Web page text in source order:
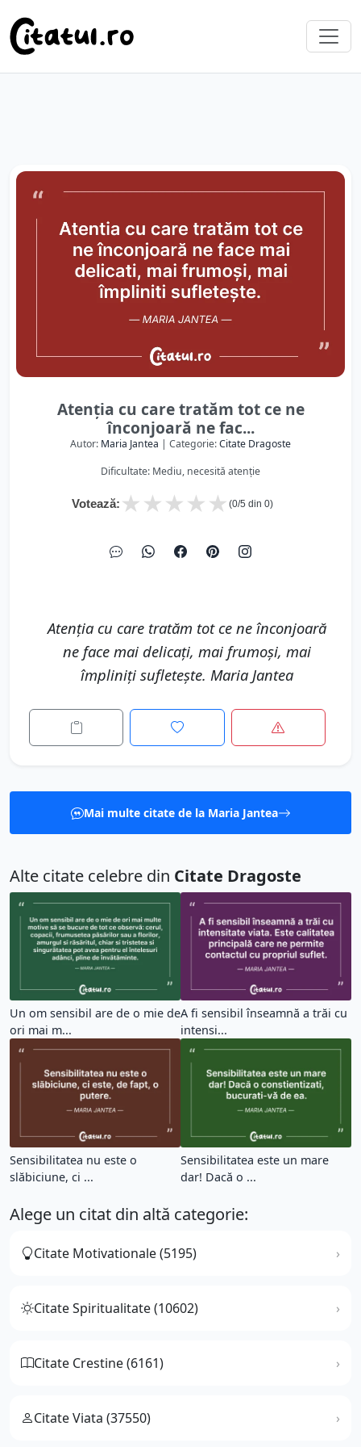
Atenția cu care tratăm tot ce ne
înconjoară ne fac...
Autor: Maria Jantea | Categorie:Citate Dragoste
Dificultate: Mediu, necesită atenție
Votează: ★
★
★
★
★ (0/5 din 0)
Atenția cu care tratăm tot ce ne înconjoară
ne face mai delicați, mai frumoși, mai
împliniți sufletește. Maria Jantea
Mai multe citate de la Maria Jantea
Alte citate celebre din Citate Dragoste
Un om sensibil are de o mie de
ori mai m...
A fi sensibil înseamnă a trăi cu
intensi...
Sensibilitatea nu este o
slăbiciune, ci ...
Sensibilitatea este un mare
dar! Dacă o ...
Alege un citat din altă categorie:
Citate Motivationale (5195)
Citate Spiritualitate (10602)
Citate Crestine (6161)
Citate Viata (37550)